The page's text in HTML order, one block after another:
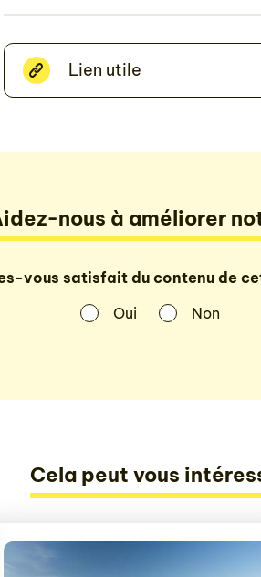
Lien utile
nous à améliorer
vous satisfait du contenu de
Oui
Non
Cela peut vous